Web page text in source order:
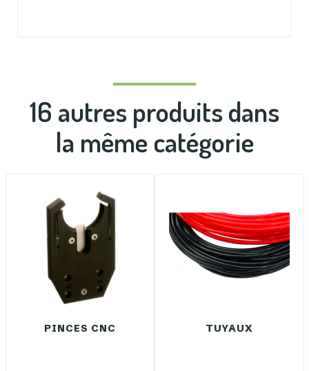
16 autres produits dans
la même catégorie
PINCES CNC TUYAUX